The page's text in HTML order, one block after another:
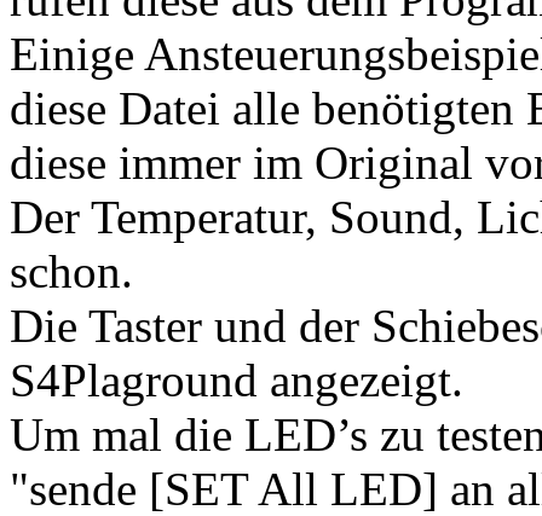
Einige
diese Datei alle benötigten
diese immer im Original
Der Temperatur, Sound,
schon.
Die Taster und der
S4Plaground angezeigt.
Um mal die LED’s zu
"sende [SET All LED] an